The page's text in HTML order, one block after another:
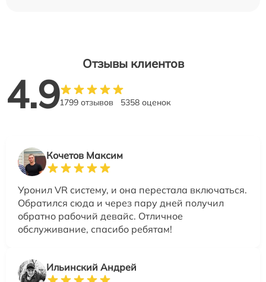
Отзывы клиентов
4.91799 отзывов 5358 оценок
Кочетов Максим
Уронил VR систему, и она перестала включаться.
Обратился сюда и через пару дней получил
обратно рабочий девайс. Отличное
обслуживание, спасибо ребятам!
Ильинский Андрей